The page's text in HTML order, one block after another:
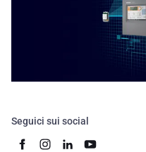
Seguici sui social